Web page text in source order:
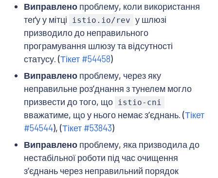
Виправленопроблему, коли використання
теґу у мітці
istio.io/rev у шлюзі
призводило до неправильного
програмування шлюзу та відсутності
статусу. (Тікет #54458)
Виправленопроблему, через яку
неправильне розʼднання з тунелем могло
призвести до того, що istio-cni
вважатиме, що у нього немає зʼєднань. (Тікет
#54544), (Тікет #53843)
Виправленопроблему, яка призводила до
нестабільної роботи під час очищення
зʼєднань через неправильний порядок